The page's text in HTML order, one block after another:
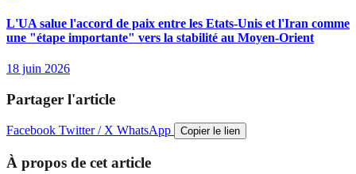
L'UA salue l'accord de paix entre les Etats-Unis et l'Iran comme
une "étape importante" vers la stabilité au Moyen-Orient
18 juin 2026
Partager l'article
Facebook Twitter / X WhatsApp Copier le lien
À propos de cet article